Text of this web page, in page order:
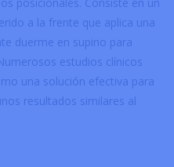
posicionales. Consiste en un
a la frente que aplica una
duerme en supino para
estudios clínicos
una solución efectiva para
resultados similares al